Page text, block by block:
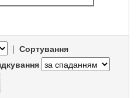
| Сортування